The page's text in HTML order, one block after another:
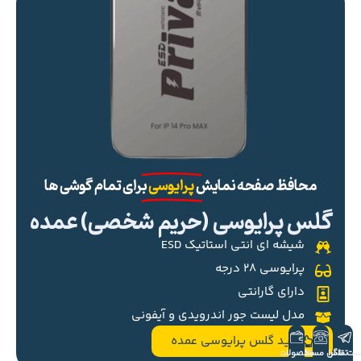
محافظ صفحه نمایشپرایوسیبرای تمام گوشی ها
گلس پرایوسی (حریم شخصی) عمده
شیشه ای انتی استاتیک ESD
پرایوسی ۲۸ درجه
دارای گارانتی
مدل لیست جور اندرویدی و آیفونی
خرید گلس پرایوسی عمده
تلگرام
تماس مستقیم
محصولات